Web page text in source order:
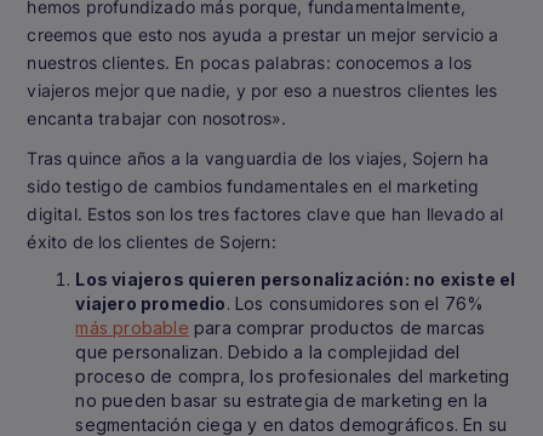
hemos profundizado más porque, fundamentalmente,
creemos que esto nos ayuda a prestar un mejor servicio a
nuestros clientes. En pocas palabras: conocemos a los
viajeros mejor que nadie, y por eso a nuestros clientes les
encanta trabajar con nosotros».
Tras quince años a la vanguardia de los viajes, Sojern ha
sido testigo de cambios fundamentales en el marketing
digital. Estos son los tres factores clave que han llevado al
éxito de los clientes de Sojern:
Los viajeros quieren personalización: no existe el
viajero promedio. Los consumidores son el 76%
más probable para comprar productos de marcas
que personalizan. Debido a la complejidad del
proceso de compra, los profesionales del marketing
no pueden basar su estrategia de marketing en la
segmentación ciega y en datos demográficos. En su